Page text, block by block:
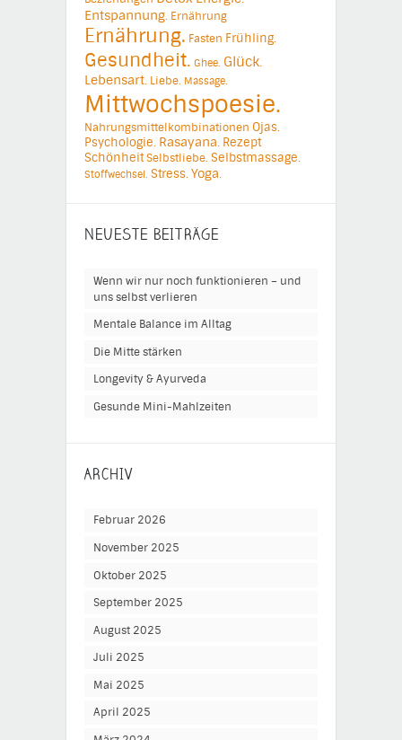
Entspannung. Ernährung
Ernährung. Fasten Frühling.
Gesundheit. Ghee. Glück.
Lebensart. Liebe. Massage.
Mittwochspoesie.
Nahrungsmittelkombinationen Ojas.
Psychologie. Rasayana. Rezept
SchönheitSelbstliebe. Selbstmassage.
Stoffwechsel. Stress.Yoga.
NEUESTE BEITRÄGE
Wenn wir nur noch funktionieren – und
uns selbst verlieren
Mentale Balance im Alltag
Die Mitte stärken
Longevity & Ayurveda
Gesunde Mini-Mahlzeiten
ARCHIV
Februar 2026
November 2025
Oktober 2025
September 2025
August 2025
Juli 2025
Mai 2025
April 2025